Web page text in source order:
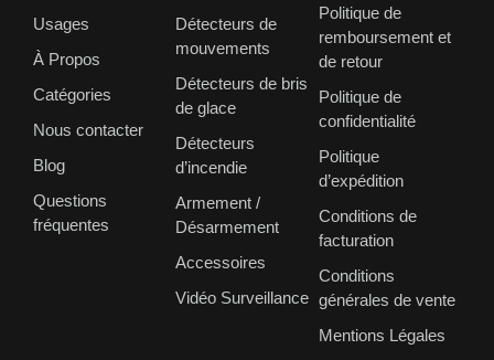
Usages
À Propos
Catégories
Nous contacter
Blog
Questions
fréquentes
Détecteurs de
mouvements
Détecteurs de bris
de glace
Détecteurs
d’incendie
Armement /
Désarmement
Accessoires
Vidéo Surveillance
Politique de
remboursement et
de retour
Politique de
confidentialité
Politique
d’expédition
Conditions de
facturation
Conditions
générales de vente
Mentions Légales